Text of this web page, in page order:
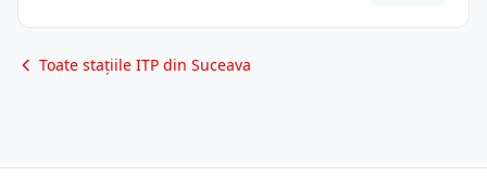
Toate stațiile ITP din Suceava